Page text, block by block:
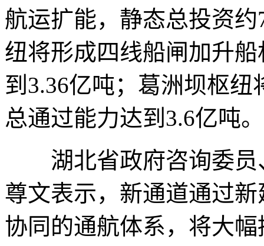
航运扩能，静态总投资
纽将形成四线船闸加升
到3.36亿吨；葛洲坝枢
总通过能力达到3.6亿吨。
湖北省政府咨询委员
尊文表示，新通道通过
协同的通航体系，将大